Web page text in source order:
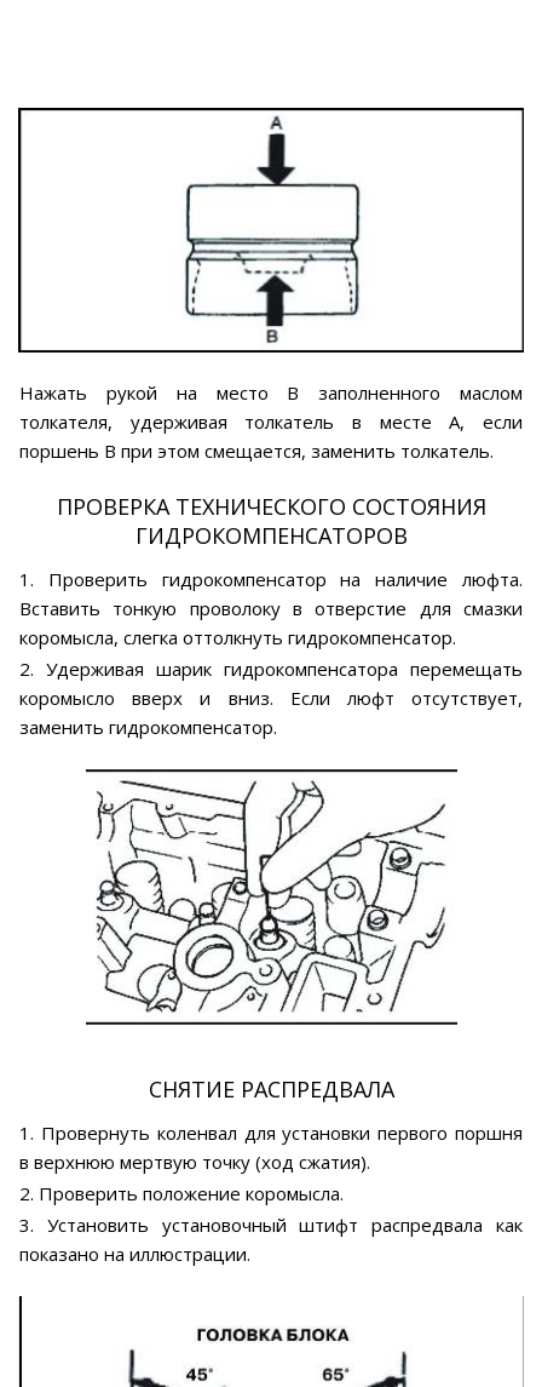
Нажать рукой на место В заполненного маслом
толкателя, удерживая толкатель в месте А, если
поршень В при этом смещается, заменить толкатель.
ПРОВЕРКА ТЕХНИЧЕСКОГО СОСТОЯНИЯ
ГИДРОКОМПЕНСАТОРОВ
1. Проверить гидрокомпенсатор на наличие люфта.
Вставить тонкую проволоку в отверстие для смазки
коромысла, слегка оттолкнуть гидрокомпенсатор.
2. Удерживая шарик гидрокомпенсатора перемещать
коромысло вверх и вниз. Если люфт отсутствует,
заменить гидрокомпенсатор.
СНЯТИЕ РАСПРЕДВАЛА
1. Провернуть коленвал для установки первого поршня
в верхнюю мертвую точку (ход сжатия).
2. Проверить положение коромысла.
3. Установить установочный штифт распредвала как
показано на иллюстрации.